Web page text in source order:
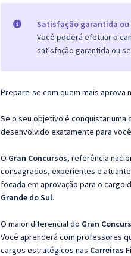
Satisfação garantida ou
Você poderá efetuar o
satisfação garantida ou
Prepare-se com quem mais aprova
Se o seu objetivo é conquistar uma
desenvolvido exatamente para
O Gran Concursos, referência
consagrados, experientes e
focada em aprovação para o cargo
Grande do Sul.
O maior diferencial do Gran
Você aprenderá com professores
cargos estratégicos nas Carreiras